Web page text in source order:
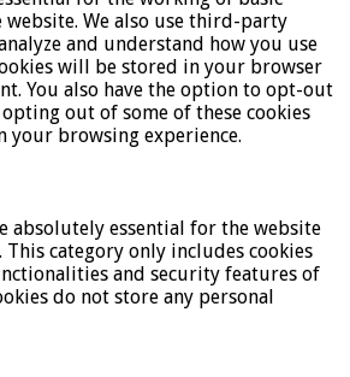
We also use third-party
and understand how you use
will be stored in your browser
You also have the option to opt-out
out of some of these cookies
your browsing experience.
absolutely essential for the website
category only includes cookies
and security features of
do not store any personal